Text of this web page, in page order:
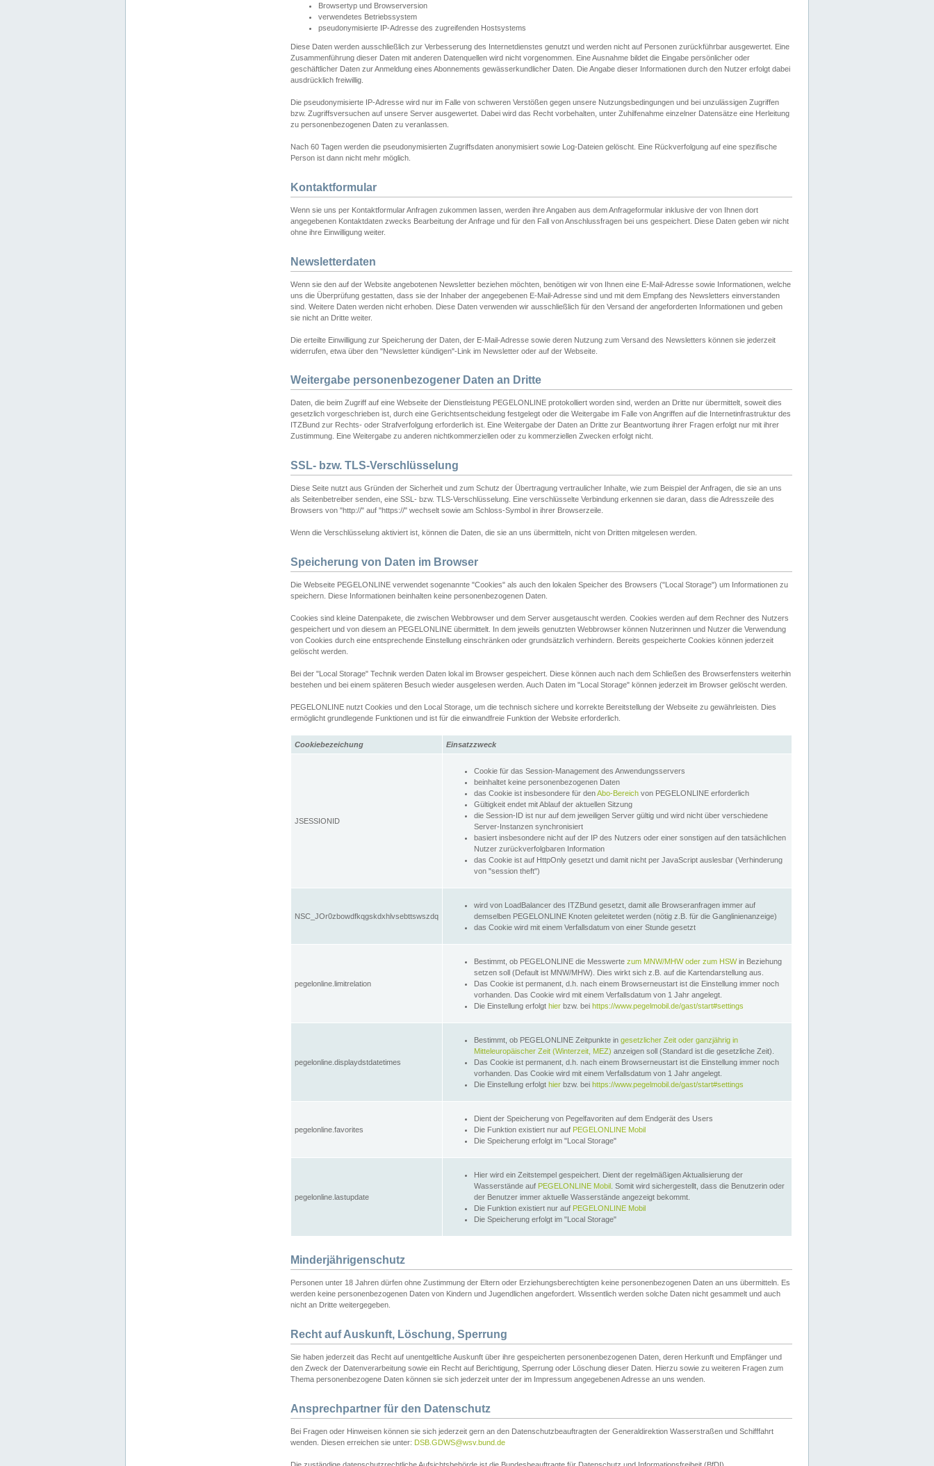
Browsertyp und Browserversion
verwendetes Betriebssystem
pseudonymisierte IP-Adresse des zugreifenden Hostsystems
Diese Daten werden ausschließlich zur Verbesserung des Internetdienstes genutzt und werden nicht auf Personen zurückführbar ausgewertet. Eine
Zusammenführung dieser Daten mit anderen Datenquellen wird nicht vorgenommen. Eine Ausnahme bildet die Eingabe persönlicher oder
geschäftlicher Daten zur Anmeldung eines Abonnements gewässerkundlicher Daten. Die Angabe dieser Informationen durch den Nutzer erfolgt dabei
ausdrücklich freiwillig.
Die pseudonymisierte IP-Adresse wird nur im Falle von schweren Verstößen gegen unsere Nutzungsbedingungen und bei unzulässigen Zugriffen
bzw. Zugriffsversuchen auf unsere Server ausgewertet. Dabei wird das Recht vorbehalten, unter Zuhilfenahme einzelner Datensätze eine Herleitung
zu personenbezogenen Daten zu veranlassen.
Nach 60 Tagen werden die pseudonymisierten Zugriffsdaten anonymisiert sowie Log-Dateien gelöscht. Eine Rückverfolgung auf eine spezifische
Person ist dann nicht mehr möglich.
Kontaktformular
Wenn sie uns per Kontaktformular Anfragen zukommen lassen, werden ihre Angaben aus dem Anfrageformular inklusive der von Ihnen dort
angegebenen Kontaktdaten zwecks Bearbeitung der Anfrage und für den Fall von Anschlussfragen bei uns gespeichert. Diese Daten geben wir nicht
ohne ihre Einwilligung weiter.
Newsletterdaten
Wenn sie den auf der Website angebotenen Newsletter beziehen möchten, benötigen wir von Ihnen eine E-Mail-Adresse sowie Informationen, welche
uns die Überprüfung gestatten, dass sie der Inhaber der angegebenen E-Mail-Adresse sind und mit dem Empfang des Newsletters einverstanden
sind. Weitere Daten werden nicht erhoben. Diese Daten verwenden wir ausschließlich für den Versand der angeforderten Informationen und geben
sie nicht an Dritte weiter.
Die erteilte Einwilligung zur Speicherung der Daten, der E-Mail-Adresse sowie deren Nutzung zum Versand des Newsletters können sie jederzeit
widerrufen, etwa über den "Newsletter kündigen"-Link im Newsletter oder auf der Webseite.
Weitergabe personenbezogener Daten an Dritte
Daten, die beim Zugriff auf eine Webseite der Dienstleistung PEGELONLINE protokolliert worden sind, werden an Dritte nur übermittelt, soweit dies
gesetzlich vorgeschrieben ist, durch eine Gerichtsentscheidung festgelegt oder die Weitergabe im Falle von Angriffen auf die Internetinfrastruktur des
ITZBund zur Rechts- oder Strafverfolgung erforderlich ist. Eine Weitergabe der Daten an Dritte zur Beantwortung ihrer Fragen erfolgt nur mit ihrer
Zustimmung. Eine Weitergabe zu anderen nichtkommerziellen oder zu kommerziellen Zwecken erfolgt nicht.
SSL- bzw. TLS-Verschlüsselung
Diese Seite nutzt aus Gründen der Sicherheit und zum Schutz der Übertragung vertraulicher Inhalte, wie zum Beispiel der Anfragen, die sie an uns
als Seitenbetreiber senden, eine SSL- bzw. TLS-Verschlüsselung. Eine verschlüsselte Verbindung erkennen sie daran, dass die Adresszeile des
Browsers von "http://" auf "https://" wechselt sowie am Schloss-Symbol in ihrer Browserzeile.
Wenn die Verschlüsselung aktiviert ist, können die Daten, die sie an uns übermitteln, nicht von Dritten mitgelesen werden.
Speicherung von Daten im Browser
Die Webseite PEGELONLINE verwendet sogenannte "Cookies" als auch den lokalen Speicher des Browsers ("Local Storage") um Informationen zu
speichern. Diese Informationen beinhalten keine personenbezogenen Daten.
Cookies sind kleine Datenpakete, die zwischen Webbrowser und dem Server ausgetauscht werden. Cookies werden auf dem Rechner des Nutzers
gespeichert und von diesem an PEGELONLINE übermittelt. In dem jeweils genutzten Webbrowser können Nutzerinnen und Nutzer die Verwendung
von Cookies durch eine entsprechende Einstellung einschränken oder grundsätzlich verhindern. Bereits gespeicherte Cookies können jederzeit
gelöscht werden.
Bei der "Local Storage" Technik werden Daten lokal im Browser gespeichert. Diese können auch nach dem Schließen des Browserfensters weiterhin
bestehen und bei einem späteren Besuch wieder ausgelesen werden. Auch Daten im "Local Storage" können jederzeit im Browser gelöscht werden.
PEGELONLINE nutzt Cookies und den Local Storage, um die technisch sichere und korrekte Bereitstellung der Webseite zu gewährleisten. Dies
ermöglicht grundlegende Funktionen und ist für die einwandfreie Funktion der Website erforderlich.
Cookiebezeichung Einsatzzweck
JSESSIONID
Cookie für das Session-Management des Anwendungsservers
beinhaltet keine personenbezogenen Daten
das Cookie ist insbesondere für denAbo-Bereich von PEGELONLINE erforderlich
Gültigkeit endet mit Ablauf der aktuellen Sitzung
die Session-ID ist nur auf dem jeweiligen Server gültig und wird nicht über verschiedene
Server-Instanzen synchronisiert
basiert insbesondere nicht auf der IP des Nutzers oder einer sonstigen auf den tatsächlichen
Nutzer zurückverfolgbaren Information
das Cookie ist auf HttpOnly gesetzt und damit nicht per JavaScript auslesbar (Verhinderung
von "session theft")
NSC_JOr0zbowdfkqgskdxhlvsebttswszdq
wird von LoadBalancer des ITZBund gesetzt, damit alle Browseranfragen immer auf
demselben PEGELONLINE Knoten geleitetet werden (nötig z.B. für die Ganglinienanzeige)
das Cookie wird mit einem Verfallsdatum von einer Stunde gesetzt
pegelonline.limitrelation
Bestimmt, ob PEGELONLINE die Messwerte zum MNW/MHW oder zum HSWin Beziehung
setzen soll (Default ist MNW/MHW). Dies wirkt sich z.B. auf die Kartendarstellung aus.
Das Cookie ist permanent, d.h. nach einem Browserneustart ist die Einstellung immer noch
vorhanden. Das Cookie wird mit einem Verfallsdatum von 1 Jahr angelegt.
Die Einstellung erfolgt hier bzw. bei https://www.pegelmobil.de/gast/start#settings
pegelonline.displaydstdatetimes
Bestimmt, ob PEGELONLINE Zeitpunkte in gesetzlicher Zeit oder ganzjährig in
Mitteleuropäischer Zeit (Winterzeit, MEZ) anzeigen soll (Standard ist die gesetzliche Zeit).
Das Cookie ist permanent, d.h. nach einem Browserneustart ist die Einstellung immer noch
vorhanden. Das Cookie wird mit einem Verfallsdatum von 1 Jahr angelegt.
Die Einstellung erfolgt hier bzw. bei https://www.pegelmobil.de/gast/start#settings
pegelonline.favorites
Dient der Speicherung von Pegelfavoriten auf dem Endgerät des Users
Die Funktion existiert nur auf PEGELONLINE Mobil
Die Speicherung erfolgt im "Local Storage"
pegelonline.lastupdate
Hier wird ein Zeitstempel gespeichert. Dient der regelmäßigen Aktualisierung der
Wasserstände auf PEGELONLINE Mobil . Somit wird sichergestellt, dass die Benutzerin oder
der Benutzer immer aktuelle Wasserstände angezeigt bekommt.
Die Funktion existiert nur auf PEGELONLINE Mobil
Die Speicherung erfolgt im "Local Storage"
Minderjährigenschutz
Personen unter 18 Jahren dürfen ohne Zustimmung der Eltern oder Erziehungsberechtigten keine personenbezogenen Daten an uns übermitteln. Es
werden keine personenbezogenen Daten von Kindern und Jugendlichen angefordert. Wissentlich werden solche Daten nicht gesammelt und auch
nicht an Dritte weitergegeben.
Recht auf Auskunft, Löschung, Sperrung
Sie haben jederzeit das Recht auf unentgeltliche Auskunft über ihre gespeicherten personenbezogenen Daten, deren Herkunft und Empfänger und
den Zweck der Datenverarbeitung sowie ein Recht auf Berichtigung, Sperrung oder Löschung dieser Daten. Hierzu sowie zu weiteren Fragen zum
Thema personenbezogene Daten können sie sich jederzeit unter der im Impressum angegebenen Adresse an uns wenden.
Ansprechpartner für den Datenschutz
Bei Fragen oder Hinweisen können sie sich jederzeit gern an den Datenschutzbeauftragten der Generaldirektion Wasserstraßen und Schifffahrt
wenden. Diesen erreichen sie unter: DSB.GDWS@wsv.bund.de